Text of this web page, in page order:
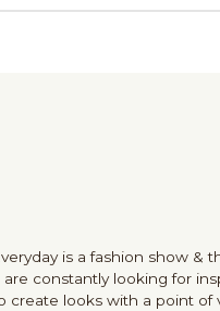
is a fashion show &
constantly looking for
create looks with a point of